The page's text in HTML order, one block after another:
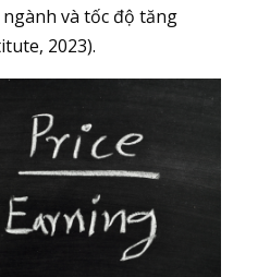
và tốc độ tăng
2023).